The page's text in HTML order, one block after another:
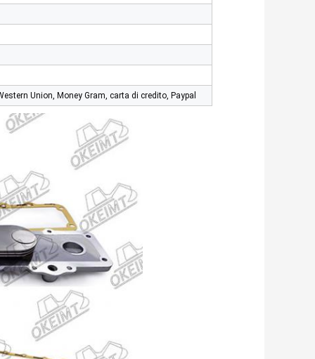
Union, Money Gram, carta di credito, Paypal